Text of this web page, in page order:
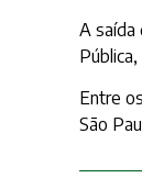
A saída
Entre
São